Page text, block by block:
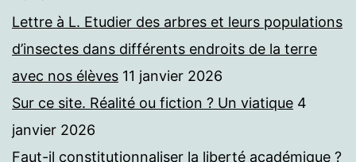
Lettre à L. Etudier des arbres et leurs populations
d’insectes dans différents endroits de la terre
avec nos élèves 11 janvier 2026
Sur ce site. Réalité ou fiction ? Un viatique 4
janvier 2026
Faut-il constitutionnaliser la liberté académique ?